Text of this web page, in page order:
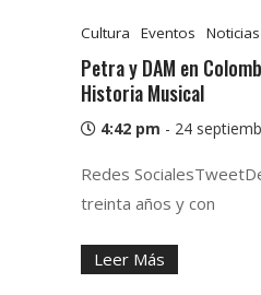
Cultura Eventos Noticias
Petra y DAM en
Historia Musical
4:42 pm - 24
Redes
treinta años y con
Leer Más